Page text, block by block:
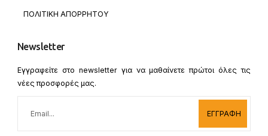
ΠΟΛΙΤΙΚΗ ΑΠΟΡΡΗΤΟΥ
Newsletter
Εγγραφείτε στο newsletter για να μαθαίνετε πρώτοι όλες τις
νέες προσφορές μας.
ΕΓΓΡΑΦΗ